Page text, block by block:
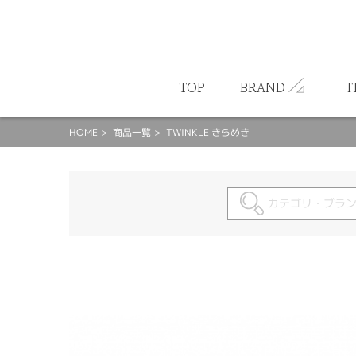
TOP BRAND
HOME 商品一覧 TWINKLE きらめき